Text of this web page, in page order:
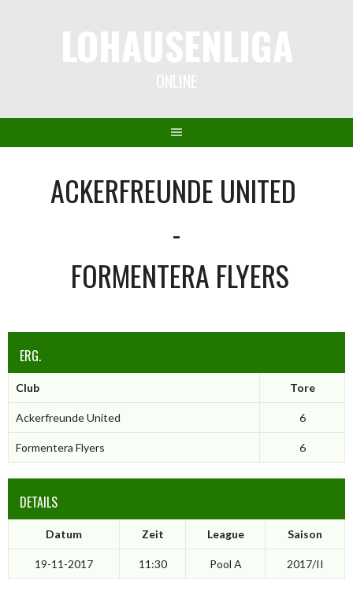
ACKERFREUNDE UNITED
-
FORMENTERA FLYERS
ERG.
Club Tore
Ackerfreunde United 6
Formentera Flyers 6
DETAILS
Datum Zeit League Saison
19-11-2017 11:30 Pool A 2017/II